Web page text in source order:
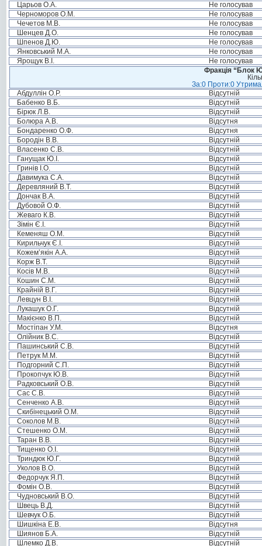
Царьов О.А.
Не голосував
Черноморов О.М.
Не голосував
Чечетов М.В.
Не голосував
Шенцев Д.О.
Не голосував
Шпенов Д.Ю.
Не голосував
Янковський М.А.
Не голосував
Ярощук В.І.
Не голосував
Фракція “Блок
За:0 Проти:0
Абдуллін О.Р.
Відсутній
Бабенко В.Б.
Відсутній
Бірюк Л.В.
Відсутній
Болюра А.В.
Відсутня
Бондаренко О.Ф.
Відсутня
Бородін В.В.
Відсутній
Власенко С.В.
Відсутній
Ганущак Ю.І.
Відсутній
Гринів І.О.
Відсутній
Давимука С.А.
Відсутній
Деревляний В.Т.
Відсутній
Дончак В.А.
Відсутній
Дубовой О.Ф.
Відсутній
Жеваго К.В.
Відсутній
Зімін Є.І.
Відсутній
Кеменяш О.М.
Відсутній
Кирильчук Є.І.
Відсутній
Кожем’якін А.А.
Відсутній
Корж В.Т.
Відсутній
Косів М.В.
Відсутній
Кошин С.М.
Відсутній
Крайній В.Г.
Відсутній
Левцун В.І.
Відсутній
Лукашук О.Г.
Відсутній
Макієнко В.П.
Відсутній
Мостіпан У.М.
Відсутня
Олійник В.С.
Відсутній
Пашинський С.В.
Відсутній
Петрук М.М.
Відсутній
Подгорний С.П.
Відсутній
Прокопчук Ю.В.
Відсутній
Радковський О.В.
Відсутній
Сас С.В.
Відсутній
Сенченко А.В.
Відсутній
Скибінецький О.М.
Відсутній
Соколов М.В.
Відсутній
Стешенко О.М.
Відсутній
Таран В.В.
Відсутній
Тищенко О.І.
Відсутній
Триндюк Ю.Г.
Відсутній
Уколов В.О.
Відсутній
Федорчук Я.П.
Відсутній
Фомін О.В.
Відсутній
Чудновський В.О.
Відсутній
Швець В.Д.
Відсутній
Шевчук О.Б.
Відсутній
Шишкіна Е.В.
Відсутня
Шиянов Б.А.
Відсутній
Шлемко Д.В.
Відсутній